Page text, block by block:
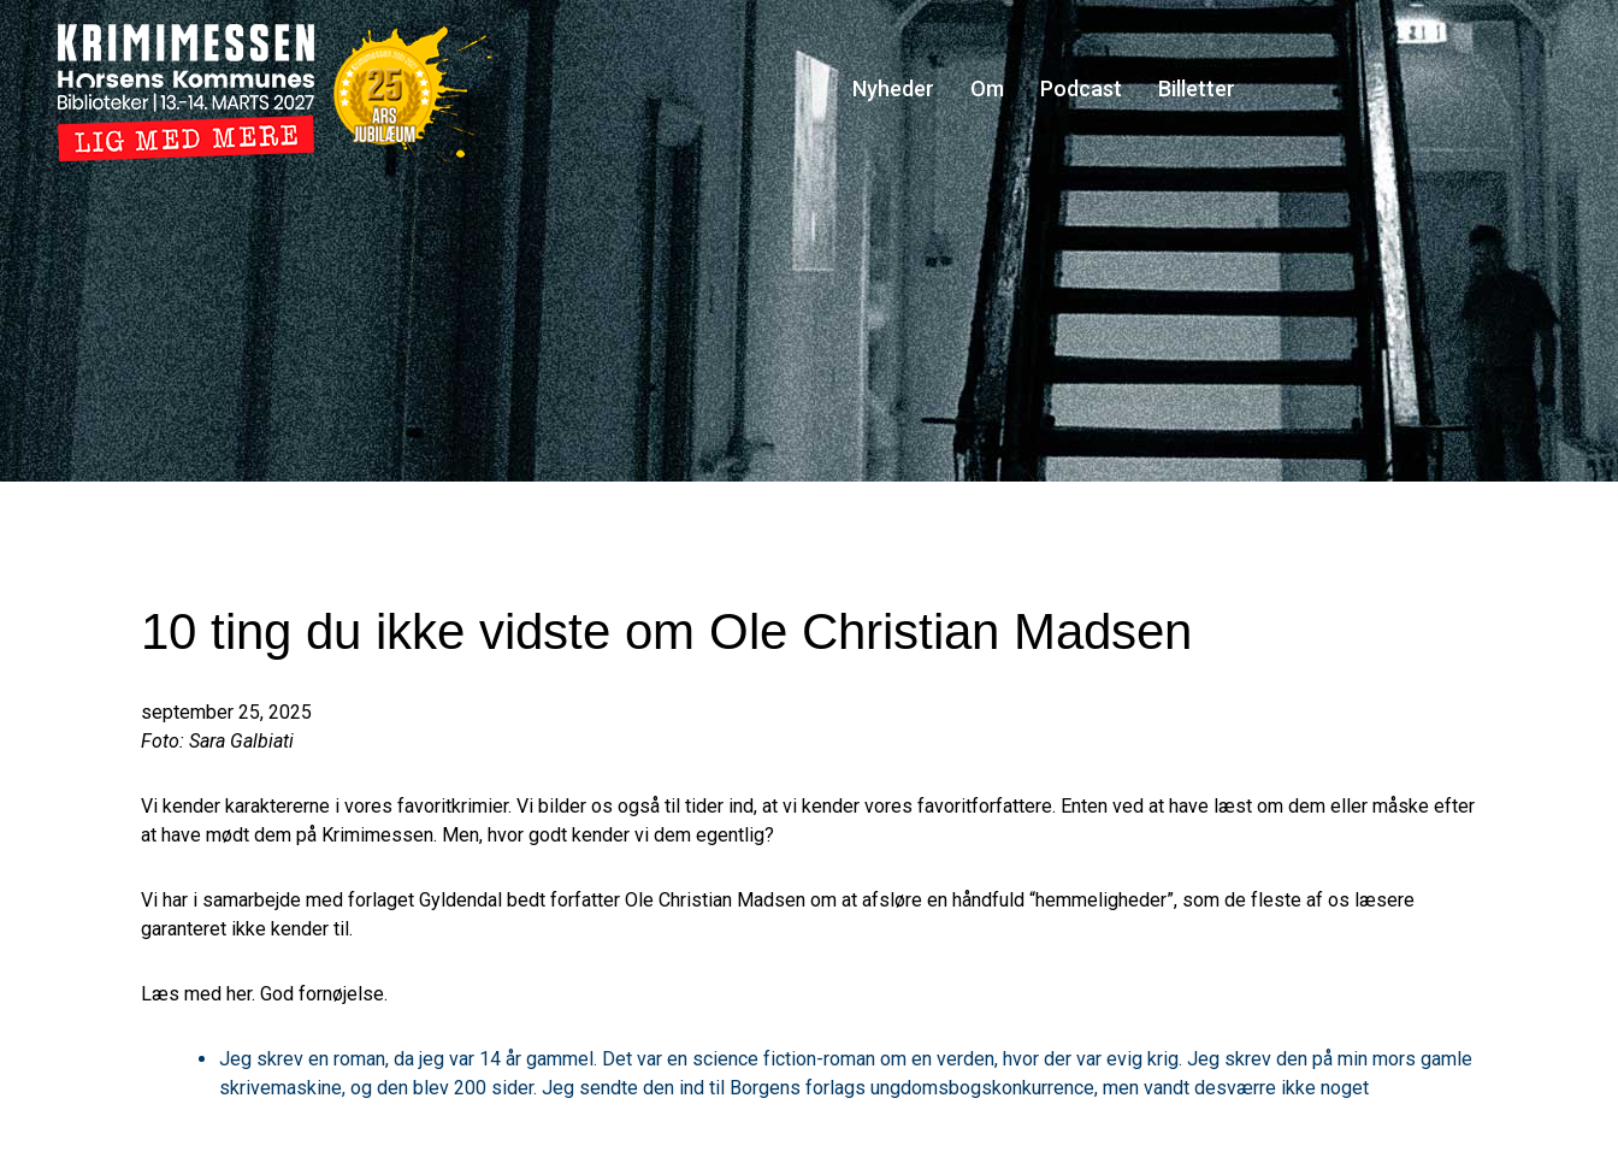
Nyheder Om Podcast Billetter
10 ting du ikke vidste om Ole Christian Madsen
september 25, 2025
Foto: Sara Galbiati
Vi kender karaktererne i vores favoritkrimier. Vi bilder os også til tider ind, at vi kender vores favoritforfattere. Enten ved at have læst om dem eller måske efter
at have mødt dem på Krimimessen. Men, hvor godt kender vi dem egentlig?
Vi har i samarbejde med forlaget Gyldendal bedt forfatter Ole Christian Madsen om at afsløre en håndfuld “hemmeligheder”, som de fleste af os læsere
garanteret ikke kender til.
Læs med her. God fornøjelse.
Jeg skrev en roman, da jeg var 14 år gammel. Det var en science fiction-roman om en verden, hvor der var evig krig. Jeg skrev den på min mors gamle
skrivemaskine, og den blev 200 sider. Jeg sendte den ind til Borgens forlags ungdomsbogskonkurrence, men vandt desværre ikke noget